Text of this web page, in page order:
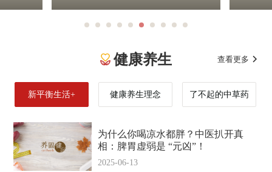
。
发展，已成为深受广大女性青睐的护
生文化的美丽力量。
消费
HEALTH
健康养生 查看更多
新平衡生活+ 健康养生理念 了不起的中草药
为什么你喝凉水都胖？中医扒开真
相：脾胃虚弱是 “元凶”！
2025-06-13